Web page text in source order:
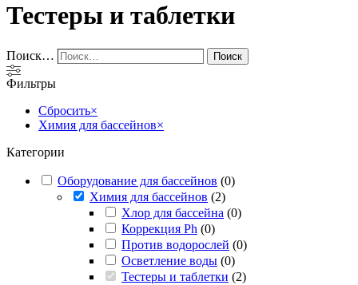
Тестеры и таблетки
Поиск… Поиск
Фильтры
Сбросить×
Химия для бассейнов×
Категории
Оборудование для бассейнов (0)
Химия для бассейнов (2)
Хлор для бассейна (0)
Коррекция Ph (0)
Против водорослей (0)
Осветление воды (0)
Тестеры и таблетки (2)